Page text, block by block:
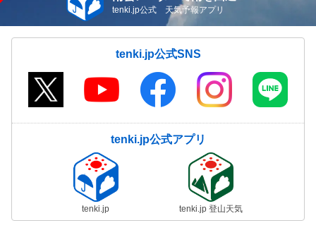
tenki.jp公式 天気予報アプリ
tenki.jp公式SNS
tenki.jp公式アプリ
tenki.jp tenki.jp 登山天気